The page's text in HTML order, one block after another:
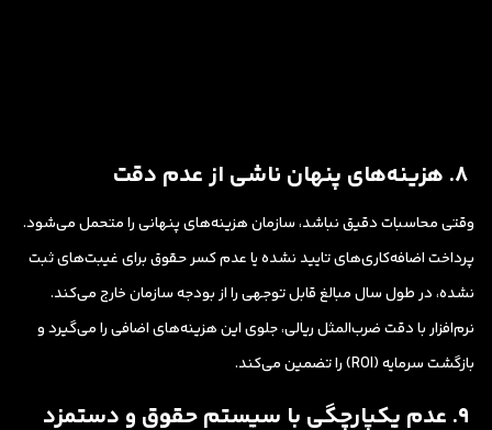
وقتی محاسبات دقیق نباشد، سازمان هزینه‌های پنهانی را متحمل می‌شود.
پرداخت اضافه‌کاری‌های تایید نشده یا عدم کسر حقوق برای غیبت‌های ثبت
نشده، در طول سال مبالغ قابل توجهی را از بودجه سازمان خارج می‌کند.
نرم‌افزار با دقت ضرب‌المثل ریالی، جلوی این هزینه‌های اضافی را می‌گیرد و
بازگشت سرمایه (ROI) را تضمین می‌کند.